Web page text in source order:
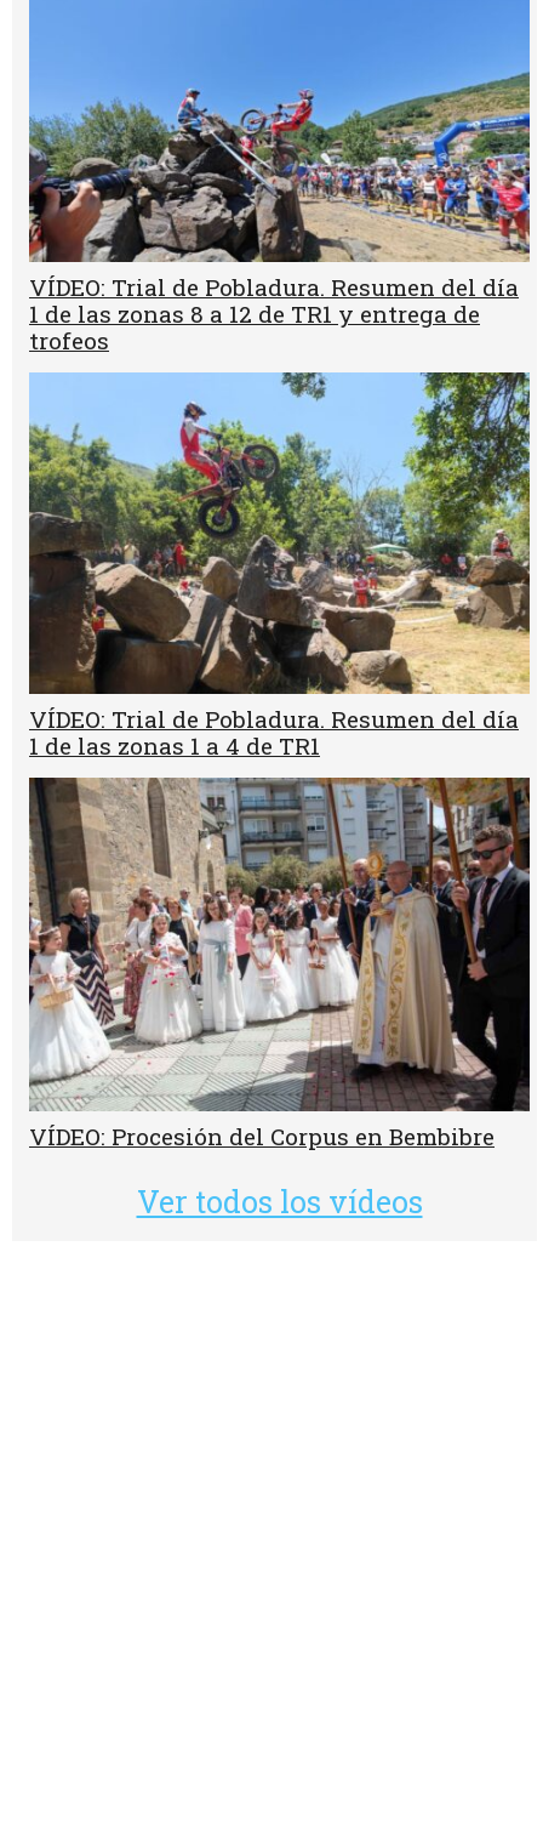
VÍDEO: Trial de Pobladura. Resumen del día
1 de las zonas 8 a 12 de TR1 y entrega de
trofeos
VÍDEO: Trial de Pobladura. Resumen del día
1 de las zonas 1 a 4 de TR1
VÍDEO: Procesión del Corpus en Bembibre
Ver todos los vídeos